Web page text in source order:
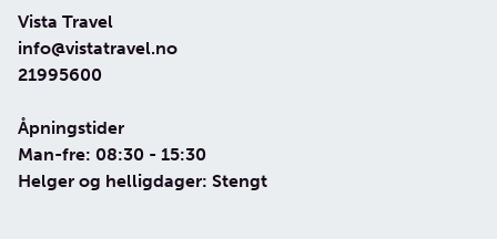
Vista Travel
info@vistatravel.no
21995600
Åpningstider
Man-fre: 08:30 - 15:30
Helger og helligdager: Stengt